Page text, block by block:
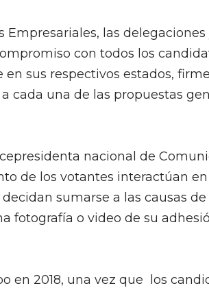
Empresariales, las
con todos los
sus respectivos estados,
cada una de las propuestas
nacional de
de los votantes interactúan en
sumarse a las causas
fotografía o video de su
en 2018, una vez que los